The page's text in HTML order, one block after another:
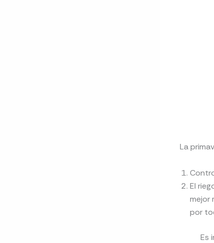
La
El
mejor
por
Es